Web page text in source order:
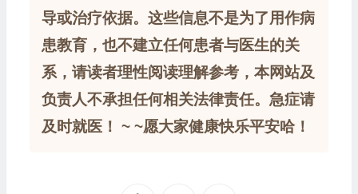
导或治疗依据。这些信息不是为了用作病
患教育，也不建立任何患者与医生的关
系，请读者理性阅读理解参考，本网站及
负责人不承担任何相关法律责任。急症请
及时就医！ ~ ~愿大家健康快乐平安哈！